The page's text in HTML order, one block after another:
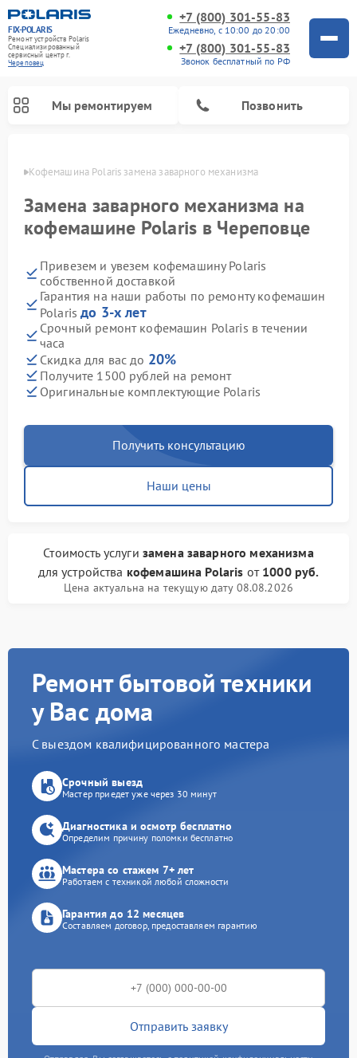
FIX-POLARIS
Ремонт устройств Polaris
Специализированный
cервисный центр г.
Череповец
+7 (800) 301-55-83
Ежедневно, с 10:00 до 20:00
+7 (800) 301-55-83
Звонок бесплатный по РФ
Мы ремонтируем Позвонить
Кофемашина Polaris замена заварного механизма
Замена заварного механизма на
кофемашине Polaris в Череповце
Привезем и увезем кофемашину Polaris
собственной доставкой
Гарантия на наши работы по ремонту кофемашин
Polarisдо 3-х лет
Срочный ремонт кофемашин Polaris в течении
часа
Скидка для вас до 20%
Получите 1500 рублей на ремонт
Оригинальные комплектующие Polaris
Получить консультацию
Наши цены
Стоимость услуги замена заварного механизма
для устройства кофемашина Polaris от 1000 руб.
Цена актуальна на текущую дату 08.08.2026
Ремонт бытовой техники
у Вас дома
С выездом квалифицированного мастера
Срочный выезд
Мастер приедет уже через 30 минут
Диагностика и осмотр бесплатно
Определим причину поломки бесплатно
Мастера со стажем 7+ лет
Работаем с техникой любой сложности
Гарантия до 12 месяцев
Составляем договор, предоставляем гарантию
Отправить заявку